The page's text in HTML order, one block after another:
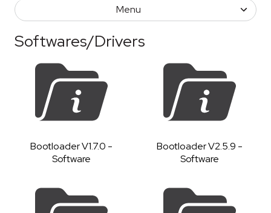
Softwares/Drivers
Bootloader V1.7.0 -
Software
Bootloader V2.5.9 -
Software
Menu